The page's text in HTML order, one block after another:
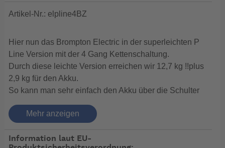
Artikel-Nr.: elpline4BZ
Hier nun das Brompton Electric in der superleichten P
Line Version mit der 4 Gang Kettenschaltung.
Durch diese leichte Version erreichen wir 12,7 kg !!plus
2,9 kg für den Akku.
So kann man sehr einfach den Akku über die Schulter
oder Steigungen tragen.
Auch hier ist der Akku von Leer auf Voll in 4 Stunden
Mehr anzeigen
Information laut EU-